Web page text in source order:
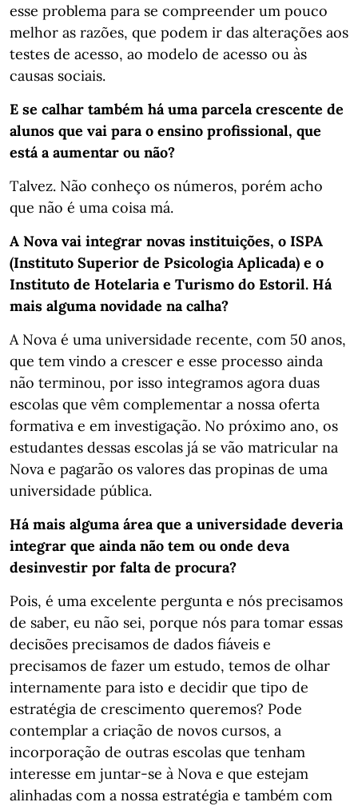
esse problema para se compreender um pouco
melhor as razões, que podem ir das alterações aos
testes de acesso, ao modelo de acesso ou às
causas sociais.
E se calhar também há uma parcela crescente de
alunos que vai para o ensino profissional, que
está a aumentar ou não?
Talvez. Não conheço os números, porém acho
que não é uma coisa má.
A Nova vai integrar novas instituições, o ISPA
(Instituto Superior de Psicologia Aplicada) e o
Instituto de Hotelaria e Turismo do Estoril. Há
mais alguma novidade na calha?
A Nova é uma universidade recente, com 50 anos,
que tem vindo a crescer e esse processo ainda
não terminou, por isso integramos agora duas
escolas que vêm complementar a nossa oferta
formativa e em investigação. No próximo ano, os
estudantes dessas escolas já se vão matricular na
Nova e pagarão os valores das propinas de uma
universidade pública.
Há mais alguma área que a universidade deveria
integrar que ainda não tem ou onde deva
desinvestir por falta de procura?
Pois, é uma excelente pergunta e nós precisamos
de saber, eu não sei, porque nós para tomar essas
decisões precisamos de dados fiáveis e
precisamos de fazer um estudo, temos de olhar
internamente para isto e decidir que tipo de
estratégia de crescimento queremos? Pode
contemplar a criação de novos cursos, a
incorporação de outras escolas que tenham
interesse em juntar-se à Nova e que estejam
alinhadas com a nossa estratégia e também com